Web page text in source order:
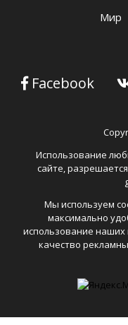
Использование
сайте,
Мы используем
максимально
использование наших
качество
Мир
Facebook